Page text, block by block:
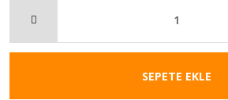
SEPETE EKLE